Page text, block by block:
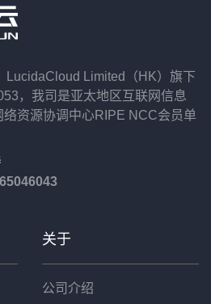
LucidaCloud Limited（HK）旗下
，我司是亚太地区互联网信息
资源协调中心RIPE NCC会员单
关于
公司介绍